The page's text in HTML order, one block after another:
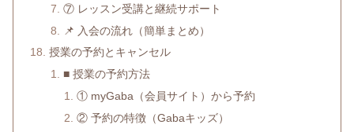
⑦ レッスン受講と継続サポート
📌 入会の流れ（簡単まとめ）
授業の予約とキャンセル
■ 授業の予約方法
① myGaba（会員サイト）から予約
② 予約の特徴（Gabaキッズ）